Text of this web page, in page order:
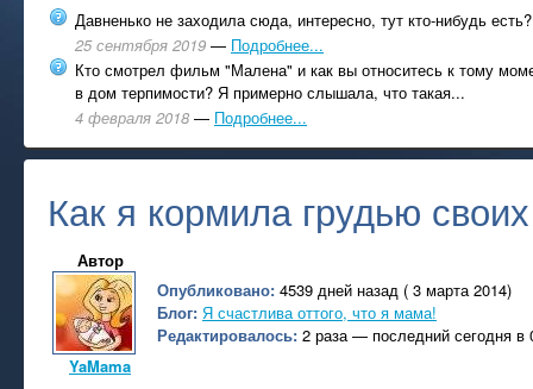
Давненько не заходила сюда, интересно, тут кто-нибудь есть?
25 сентября 2019 — Подробнее...
Кто смотрел фильм "Малена" и как вы относитесь к тому
в дом терпимости? Я примерно слышала, что такая...
4 февраля 2018 — Подробнее...
Как я кормила грудью
Автор
YaMama
Опубликовано: 4539 дней назад ( 3 марта 2014)
Блог: Я счастлива оттого, что я мама!
Редактировалось: 2 раза — последний сегодня в